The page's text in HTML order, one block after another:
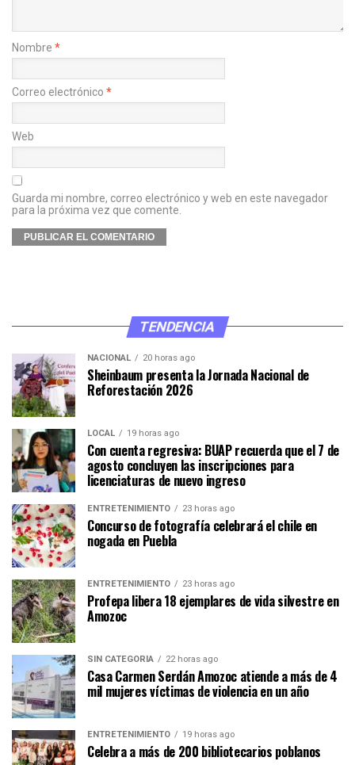
Nombre *
Correo electrónico *
Web
Guarda mi nombre, correo electrónico y web en este navegador
para la próxima vez que comente.
TENDENCIA
NACIONAL 20 horas ago
Sheinbaum presenta la Jornada Nacional de
Reforestación 2026
LOCAL 19 horas ago
Con cuenta regresiva: BUAP recuerda que el 7 de
agosto concluyen las inscripciones para
licenciaturas de nuevo ingreso
ENTRETENIMIENTO 23 horas ago
Concurso de fotografía celebrará el chile en
nogada en Puebla
ENTRETENIMIENTO 23 horas ago
Profepa libera 18 ejemplares de vida silvestre en
Amozoc
SIN CATEGORÍA 22 horas ago
Casa Carmen Serdán Amozoc atiende a más de 4
mil mujeres víctimas de violencia en un año
ENTRETENIMIENTO 19 horas ago
Celebra a más de 200 bibliotecarios poblanos